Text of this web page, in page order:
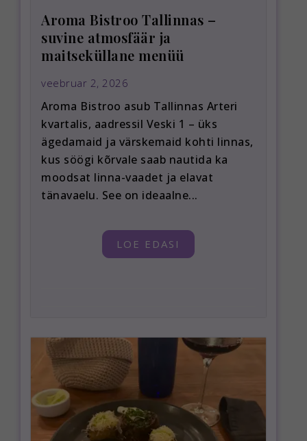
Aroma Bistroo Tallinnas –
suvine atmosfäär ja
maitseküllane menüü
veebruar 2, 2026
Aroma Bistroo asub Tallinnas Arteri
kvartalis, aadressil Veski 1 – üks
ägedamaid ja värskemaid kohti linnas,
kus söögi kõrvale saab nautida ka
moodsat linna-vaadet ja elavat
tänavaelu. See on ideaalne...
LOE EDASI